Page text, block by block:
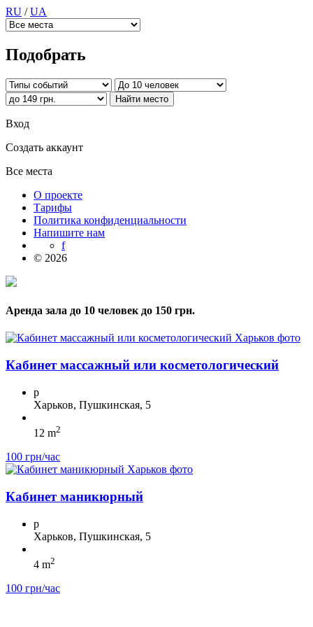
RU /UA
Подобрать
Вход
Создать аккаунт
Все места
О проекте
Тарифы
Политика конфиденциальности
Напишите нам
f
© 2026
Аренда зала до 10 человек до 150 грн.
Кабинет массажный или косметологический
p
Харьков, Пушкинская, 5
12 m2
100 грн/час
Кабинет маникюрный
p
Харьков, Пушкинская, 5
4 m2
100 грн/час